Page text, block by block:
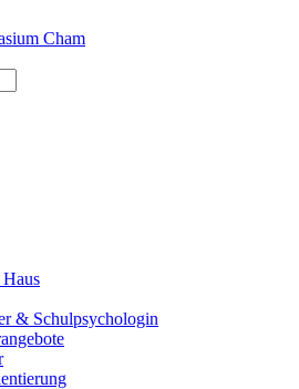
& Schulpsychologin